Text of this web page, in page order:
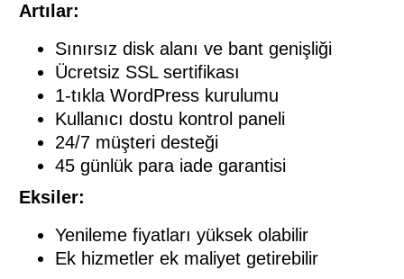
Artılar:
Sınırsız disk alanı ve bant genişliği
Ücretsiz SSL sertifikası
1-tıkla WordPress kurulumu
Kullanıcı dostu kontrol paneli
24/7 müşteri desteği
45 günlük para iade garantisi
Eksiler:
Yenileme fiyatları yüksek olabilir
Ek hizmetler ek maliyet getirebilir